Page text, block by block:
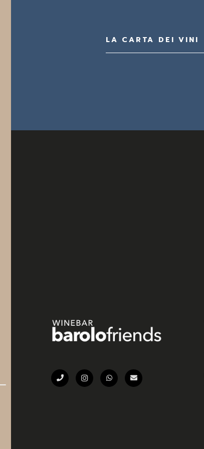
LA CARTA DEI VINI